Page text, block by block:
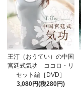
王汀（おうてい）の中国
宮廷式気功 ココロ・リ
セット編［DVD］
3,080円(税280円)